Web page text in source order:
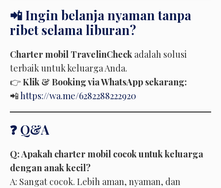
📲 Ingin belanja nyaman tanpa
ribet selama liburan?
Charter mobil TravelinCheck adalah solusi
terbaik untuk keluarga Anda.
👉Klik & Booking via WhatsApp sekarang:
📲https://wa.me/6282288222920
❓ Q&A
Q: Apakah charter mobil cocok untuk keluarga
dengan anak kecil?
A: Sangat cocok. Lebih aman, nyaman, dan